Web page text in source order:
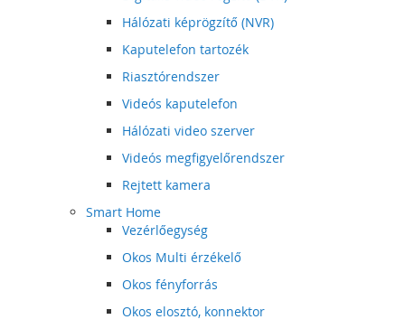
Hálózati képrögzítő (NVR)
Kaputelefon tartozék
Riasztórendszer
Videós kaputelefon
Hálózati video szerver
Videós megfigyelőrendszer
Rejtett kamera
Smart Home
Vezérlőegység
Okos Multi érzékelő
Okos fényforrás
Okos elosztó, konnektor